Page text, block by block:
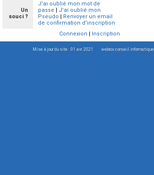
Un
souci ?
J'ai oublié mon mot de
passe | J'ai oublié mon
Pseudo | Renvoyer un email
de confirmation d'inscription
Connexion | Inscription
Mise à jour du site : 01 avr. 2021 webrox conseil informatique